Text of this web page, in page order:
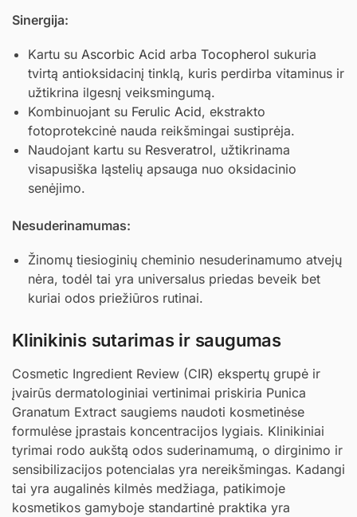
Sinergija:
Kartu su Ascorbic Acid arba Tocopherol sukuria
tvirtą antioksidacinį tinklą, kuris perdirba vitaminus ir
užtikrina ilgesnį veiksmingumą.
Kombinuojant su Ferulic Acid, ekstrakto
fotoprotekcinė nauda reikšmingai sustiprėja.
Naudojant kartu su Resveratrol, užtikrinama
visapusiška ląstelių apsauga nuo oksidacinio
senėjimo.
Nesuderinamumas:
Žinomų tiesioginių cheminio nesuderinamumo atvejų
nėra, todėl tai yra universalus priedas beveik bet
kuriai odos priežiūros rutinai.
Klinikinis sutarimas ir saugumas
Cosmetic Ingredient Review (CIR) ekspertų grupė ir
įvairūs dermatologiniai vertinimai priskiria Punica
Granatum Extract saugiems naudoti kosmetinėse
formulėse įprastais koncentracijos lygiais. Klinikiniai
tyrimai rodo aukštą odos suderinamumą, o dirginimo ir
sensibilizacijos potencialas yra nereikšmingas. Kadangi
tai yra augalinės kilmės medžiaga, patikimoje
kosmetikos gamyboje standartinė praktika yra